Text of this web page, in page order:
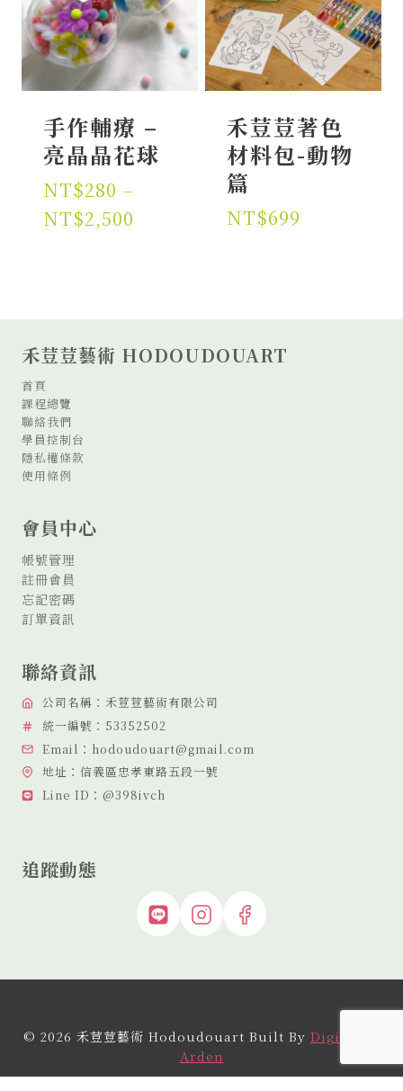
手作輔療 –
亮晶晶花球
NT$280 –
NT$2,500
到
禾荳荳著色
材料包-動物
篇
NT$699
禾荳荳藝術 HODOUDOUART
首頁
課程總覽
聯絡我們
學員控制台
隱私權條款
使用條例
會員中心
帳號管理
註冊會員
忘記密碼
訂單資訊
聯絡資訊
公司名稱：禾荳荳藝術有限公司
統一編號：53352502
Email：hodoudouart@gmail.com
地址：信義區忠孝東路五段一號
Line ID：@398ivch
追蹤動態
© 2026 禾荳荳藝術 Hodoudouart Built By Digital By
Arden